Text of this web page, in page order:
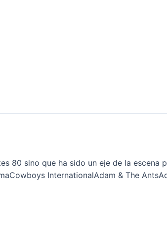
80 sino que ha sido un eje de la escena
InternationalAdam & The